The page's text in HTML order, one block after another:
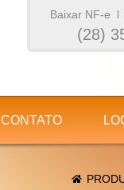
Baixar NF-e
(28)
CONTATO